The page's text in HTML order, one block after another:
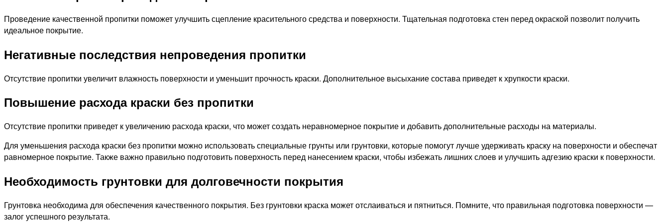
Проведение качественной пропитки поможет улучшить сцепление красительного средства и поверхности. Тщательная подготовка стен перед окраской позволит получить
идеальное покрытие.
Негативные последствия непроведения пропитки
Отсутствие пропитки увеличит влажность поверхности и уменьшит прочность краски. Дополнительное высыхание состава приведет к хрупкости краски.
Повышение расхода краски без пропитки
Отсутствие пропитки приведет к увеличению расхода краски, что может создать неравномерное покрытие и добавить дополнительные расходы на материалы.
Для уменьшения расхода краски без пропитки можно использовать специальные грунты или грунтовки, которые помогут лучше удерживать краску на поверхности и обеспечат
равномерное покрытие. Также важно правильно подготовить поверхность перед нанесением краски, чтобы избежать лишних слоев и улучшить адгезию краски к поверхности.
Необходимость грунтовки для долговечности покрытия
Грунтовка необходима для обеспечения качественного покрытия. Без грунтовки краска может отслаиваться и пятниться. Помните, что правильная подготовка поверхности —
залог успешного результата.